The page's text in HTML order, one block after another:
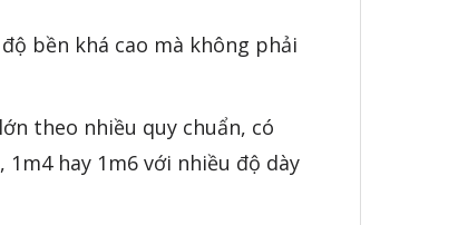
bền khá cao mà không phải
theo nhiều quy chuẩn, có
hay 1m6 với nhiều độ dày